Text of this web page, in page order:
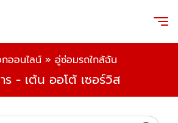
ออนไลน์ » อู่ซ่อมรถใกล้ฉัน
- เต้น ออโต้ เซอร์วิส